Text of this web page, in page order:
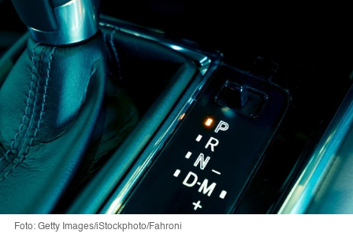
Foto: Getty Images/iStockphoto/Fahroni